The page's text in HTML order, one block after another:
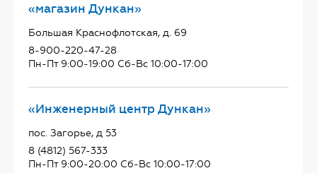
«магазин Дункан»
Большая Краснофлотская, д. 69
8-900-220-47-28
Пн-Пт 9:00-19:00 Сб-Вс 10:00-17:00
«Инженерный центр Дункан»
пос. Загорье, д 53
8 (4812) 567-333
Пн-Пт 9:00-20:00 Сб-Вс 10:00-17:00